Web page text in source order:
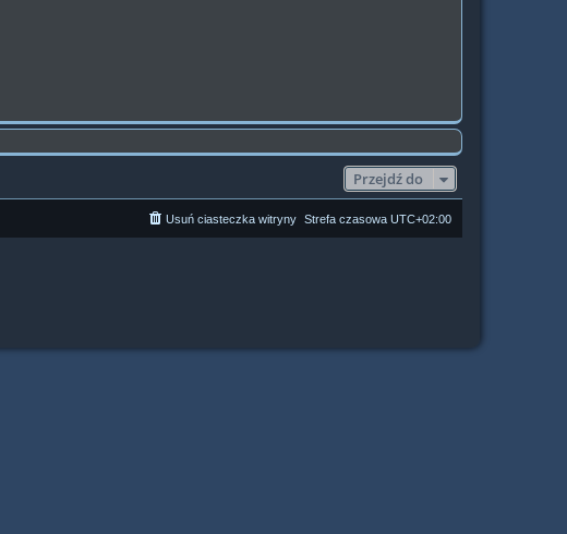
Przejdź do
Strefa czasowa UTC+02:00
Usuń ciasteczka witryny